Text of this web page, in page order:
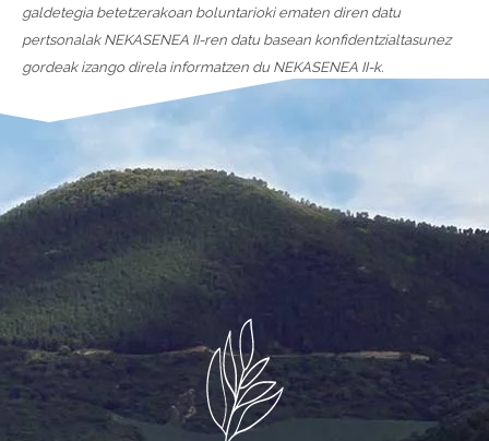
galdetegia betetzerakoan boluntarioki ematen diren datu
pertsonalak NEKASENEA II-ren datu basean konfidentzialtasunez
gordeak izango direla informatzen du NEKASENEA II-k.